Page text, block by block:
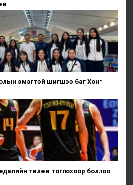
эмэгтэй шигшээ баг Хонг
төлөө тоглохоор боллоо